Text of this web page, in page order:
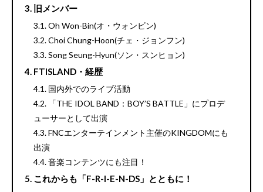
旧メンバー
Oh Won-Bin(オ・ウォンビン)
Choi Chung-Hoon(チェ・ジョンフン)
Song Seung-Hyun(ソン・スンヒョン)
FTISLAND・経歴
国内外でのライブ活動
「THE IDOL BAND：BOY’S BATTLE」にプロデ
ューサーとして出演
FNCエンターテインメント主催のKINGDOMにも
出演
音楽コンテンツにも注目！
これからも「F-R-I-E-N-DS」とともに！